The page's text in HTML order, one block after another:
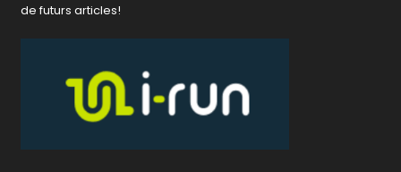
de futurs articles!